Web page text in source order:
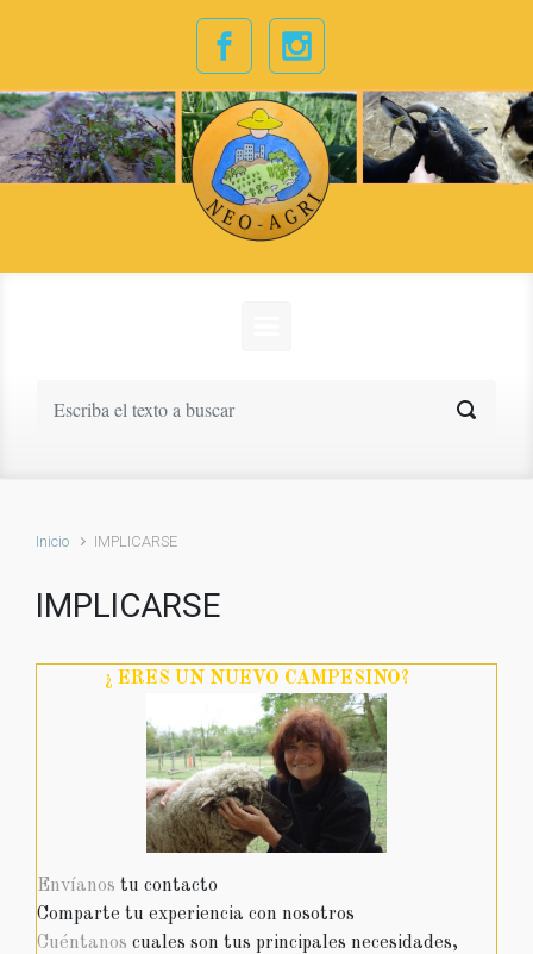
Saltar al contenido principal
Inicio IMPLICARSE
IMPLICARSE
¿ ERES UN NUEVO CAMPESINO?
Envíanos tu contacto
Comparte tu experiencia con nosotros
Cuéntanos cuales son tus principales necesidades,